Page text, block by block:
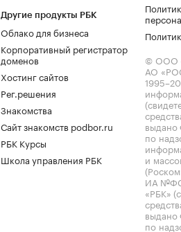
Другие продукты РБК
Облако для бизнеса
Корпоративный регистратор
доменов
Хостинг сайтов
Рег.решения
Знакомства
Сайт знакомств podbor.ru
РБК Курсы
Школа управления РБК
© ООО
АО
выдано
по
и
ИА
«РБК»
выдано
по